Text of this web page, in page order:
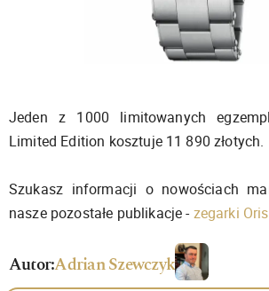
Jeden z 1000 limitowanych
Limited Edition kosztuje 11 890 złotych.
Szukasz informacji o nowościach
nasze pozostałe publikacje -zegarki Oris
Autor:Adrian Szewczyk